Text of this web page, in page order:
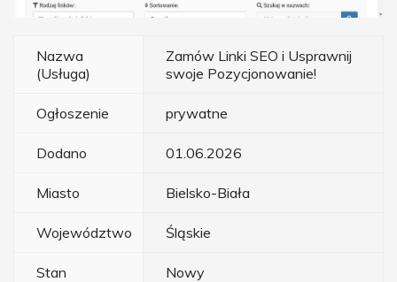
Nazwa
(Usługa)
Zamów Linki SEO i Usprawnij
swoje Pozycjonowanie!
Ogłoszenie prywatne
Dodano 01.06.2026
Miasto Bielsko-Biała
Województwo Śląskie
Stan Nowy